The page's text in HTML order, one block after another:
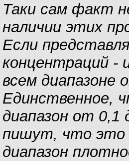
Таки сам факт
наличии этих
Если
концентраций -
всем диапазоне
Единственное,
диапазон от 0,1
пишут, что это
диапазон